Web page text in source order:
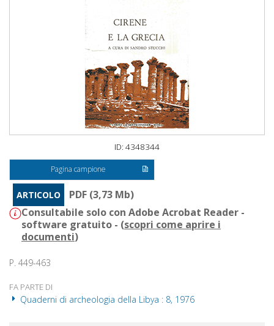
ID: 4348344
Pagina campione
ARTICOLO
PDF (3,73 Mb)
Consultabile solo con Adobe Acrobat Reader -
software gratuito - (scopri come aprire i
documenti)
P. 449-463
FA PARTE DI
Quaderni di archeologia della Libya : 8, 1976